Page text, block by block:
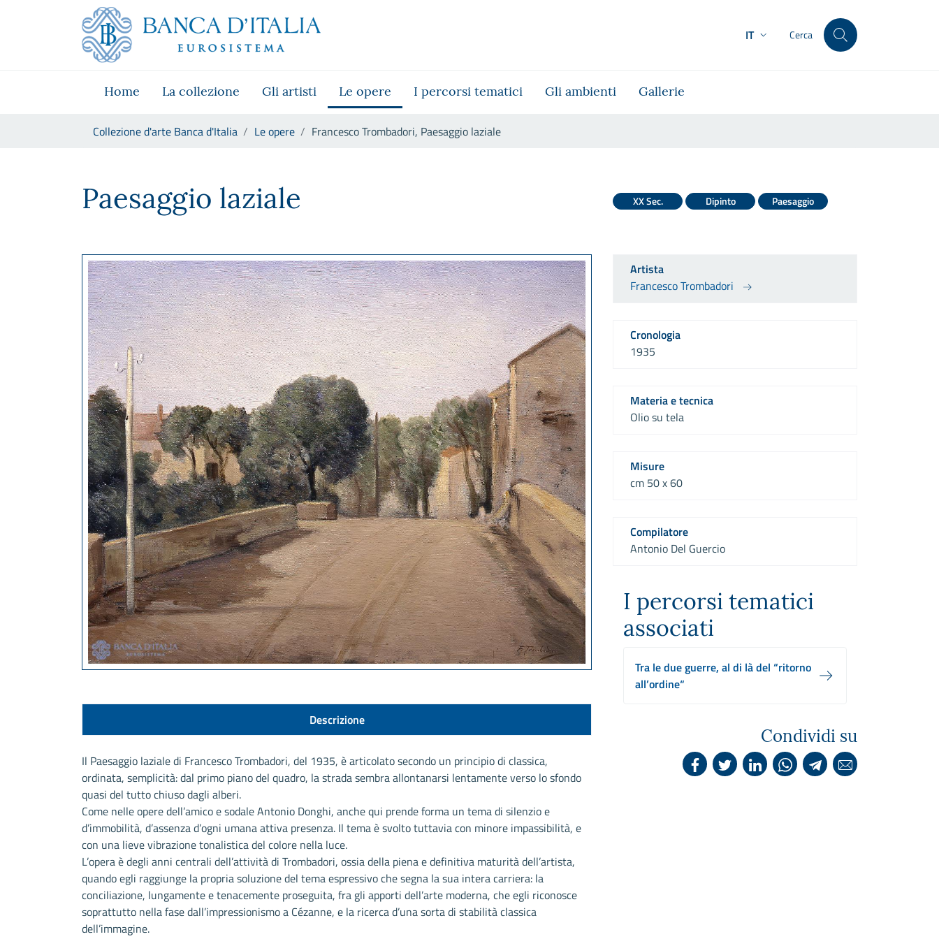
Skip to Main Content
Vai al sito istituzionale
Vai al menu di navigazione
Vai alla ricerca
Vai ai contenuti
IT Cerca
Home La collezione Gli artisti Le opere I percorsi tematici Gli ambienti Gallerie
Collezione d'arte Banca d'Italia Le opere Francesco Trombadori, Paesaggio laziale
Paesaggio laziale XX Sec. Dipinto Paesaggio
Descrizione
Il Paesaggio laziale di Francesco Trombadori, del 1935, è articolato secondo un principio di classica,
ordinata, semplicità: dal primo piano del quadro, la strada sembra allontanarsi lentamente verso lo sfondo
quasi del tutto chiuso dagli alberi.
Come nelle opere dell’amico e sodale Antonio Donghi, anche qui prende forma un tema di silenzio e
d’immobilità, d’assenza d’ogni umana attiva presenza. Il tema è svolto tuttavia con minore impassibilità, e
con una lieve vibrazione tonalistica del colore nella luce.
L’opera è degli anni centrali dell’attività di Trombadori, ossia della piena e definitiva maturità dell’artista,
quando egli raggiunge la propria soluzione del tema espressivo che segna la sua intera carriera: la
conciliazione, lungamente e tenacemente proseguita, fra gli apporti dell’arte moderna, che egli riconosce
soprattutto nella fase dall’impressionismo a Cézanne, e la ricerca d’una sorta di stabilità classica
dell’immagine.
Artista
Francesco Trombadori
Cronologia
1935
Materia e tecnica
Olio su tela
Misure
cm 50 x 60
Compilatore
Antonio Del Guercio
I percorsi tematici
associati
Tra le due guerre, al di là del “ritorno
all’ordine“
Condividi su